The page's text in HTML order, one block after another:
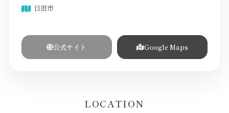
日田市
公式サイト Google Maps
LOCATION